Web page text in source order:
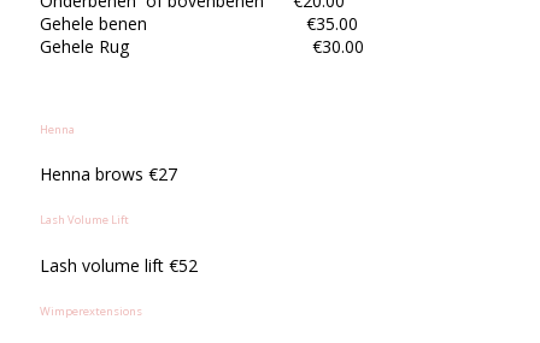
Gehele benen €35.00
Gehele Rug €30.00
Henna
Henna brows €27
Lash Volume Lift
Lash volume lift €52
Wimperextensions